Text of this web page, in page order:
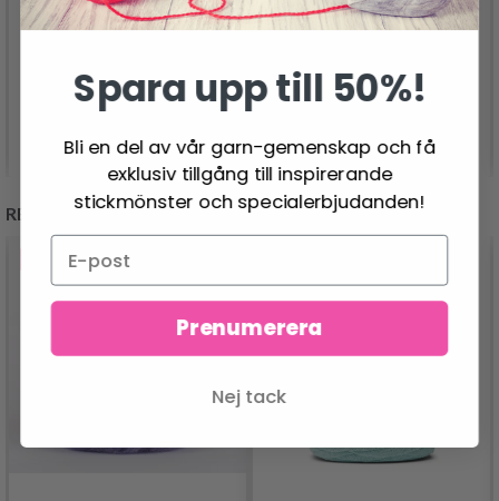
ÍSTEX LÉTTLOPI
Se produkt
SPÉCIAL 25
ENFÄRGAD, NEUTRALA
NYANSER
21.95 SEK
Se produkt
REKOMMENDERAS FÖR DIG
Spara upp till 50%!
Bli en del av vår garn-gemenskap och få
exklusiv tillgång till inspirerande
stickmönster och specialerbjudanden!
Prenumerera
Nej tack